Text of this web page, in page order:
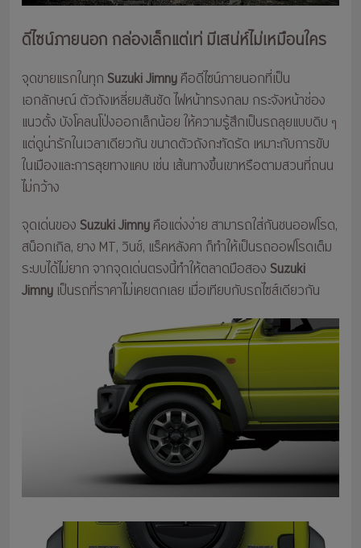
ดีไซน์ภายนอก กล่องเล็กแต่เท่ มีเสน่ห์ไม่เหมือนใคร
จุดขายแรกในทุกSuzuki Jimnyคือดีไซน์ภายนอกที่เป็น
เอกลักษณ์ ตัวถังเหลี่ยมสันชัด ไฟหน้าทรงกลม กระจังหน้าช่อง
แนวตั้ง บังโคลนโป่งออกเล็กน้อย ให้ความรู้สึกเป็นรถลุยแบบดิบ ๆ
แต่ดูน่ารักในเวลาเดียวกัน ขนาดตัวถังกะทัดรัด เหมาะกับการขับ
ในเมืองและการลุยทางแคบ เช่น เส้นทางขึ้นเขาหรือตามสวนที่ถนน
ไม่กว้าง
จุดเด่นของSuzuki Jimnyคือแต่งง่าย สามารถใส่กันชนออฟโรด,
สน็อกเกิล, ยาง MT, วินช์, แร็คหลังคา ก็ทำให้เป็นรถออฟโรดเต็ม
ระบบได้ไม่ยาก จากจุดเด่นตรงนี้ทำให้ตลาดมือสองSuzuki
Jimny เป็นรถที่ราคาไม่เคยตกเลย เมื่อเทียบกับรถไซส์เดียวกัน